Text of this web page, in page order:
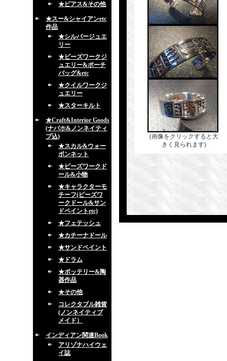
★ピアス&その他
★スー&シャイアンetc
作品
★シルバージュエ
リー
★ビーズワークジ
ュエリー&ポーチ
バッグ&etc
★クイルワークジ
ュエリー
★スターキルト
★Craft&Interior Goods
(ナバホ&ノンネイティ
ブ込)
★スカル&ウォー
ボンネット
★ビーズワークド
ール&小物
★キャラクターモ
チーフ(ビーズワ
ークドール&サン
ドペイントetc)
★フェテッシュ
★カチーナドール
★サンドペイント
★ドラム
★ポッテリー&陶
器作品
★その他
コレクタブル雑貨
(ノンネイティブ
メイド）
インディアン関連Book
アリゾナハイウェ
イ誌
(画像をクリックすると大
きく見られます)